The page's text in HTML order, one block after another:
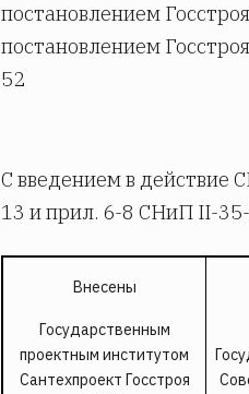
постановлением
постановлением
52
С введением в действие
13 и прил. 6-8 СНиП II-
Внесены
Государственным
проектным институтом
Сантехпроект Госстроя